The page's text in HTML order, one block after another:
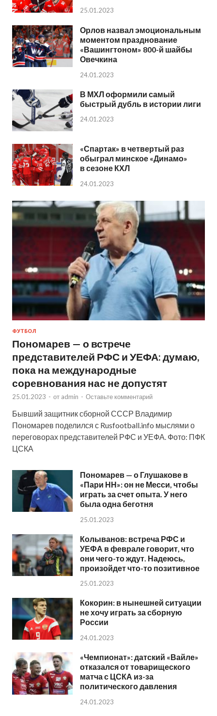
25.01.2023
Орлов назвал эмоциональным
моментом празднование
«Вашингтоном» 800-й шайбы
Овечкина
24.01.2023
В МХЛ оформили самый
быстрый дубль в истории лиги
24.01.2023
«Спартак» в четвертый раз
обыграл минское «Динамо»
в сезоне КХЛ
24.01.2023
ФУТБОЛ
Пономарев — о встрече
представителей РФС и УЕФА: думаю,
пока на международные
соревнования нас не допустят
25.01.2023 - от admin - Оставьте комментарий
Бывший защитник сборной СССР Владимир
Пономарев поделился с Rusfootball.info мыслями о
переговорах представителей РФС и УЕФА. Фото: ПФК
ЦСКА
Пономарев — о Глушакове в
«Пари НН»: он не Месси, чтобы
играть за счет опыта. У него
была одна беготня
25.01.2023
Колыванов: встреча РФС и
УЕФА в феврале говорит, что
они чего-то ждут. Надеюсь,
произойдет что-то позитивное
25.01.2023
Кокорин: в нынешней ситуации
не хочу играть за сборную
России
24.01.2023
«Чемпионат»: датский «Вайле»
отказался от товарищеского
матча с ЦСКА из-за
политического давления
24.01.2023